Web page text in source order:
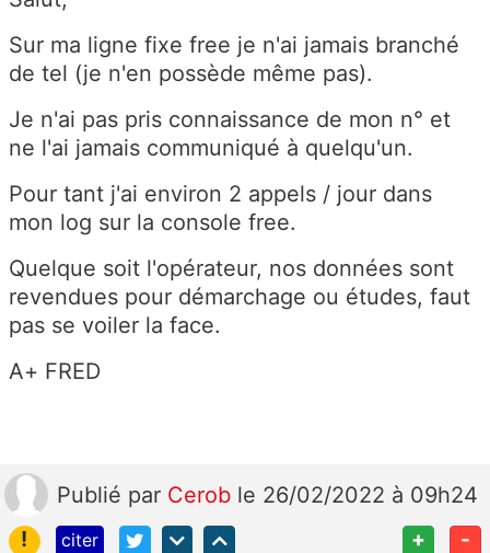
Sur ma ligne fixe free je n'ai jamais branché
de tel (je n'en possède même pas).
Je n'ai pas pris connaissance de mon n° et
ne l'ai jamais communiqué à quelqu'un.
Pour tant j'ai environ 2 appels / jour dans
mon log sur la console free.
Quelque soit l'opérateur, nos données sont
revendues pour démarchage ou études, faut
pas se voiler la face.
A+ FRED
Publié par Cerob le 26/02/2022 à 09h24
!
citer + -